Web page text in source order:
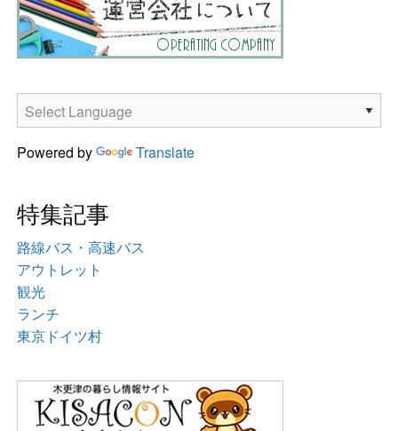
Powered by Translate
特集記事
路線バス・高速バス
アウトレット
観光
ランチ
東京ドイツ村